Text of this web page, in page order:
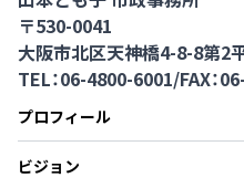
〒530-0041
大阪市北区天神橋4-8-8第2
TEL：06-4800-6001/FAX：
プロフィール
ビジョン